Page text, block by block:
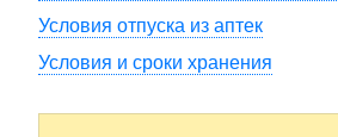
Условия отпуска из аптек
Условия и сроки хранения